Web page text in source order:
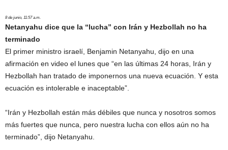
8 de junio, 11:57 a.m.
Netanyahu dice que la “lucha” con Irán y Hezbollah no ha
terminado
El primer ministro israelí, Benjamin Netanyahu, dijo en una
afirmación en video el lunes que “en las últimas 24 horas, Irán y
Hezbollah han tratado de imponernos una nueva ecuación. Y esta
ecuación es intolerable e inaceptable”.
“Irán y Hezbollah están más débiles que nunca y nosotros somos
más fuertes que nunca, pero nuestra lucha con ellos aún no ha
terminado”, dijo Netanyahu.